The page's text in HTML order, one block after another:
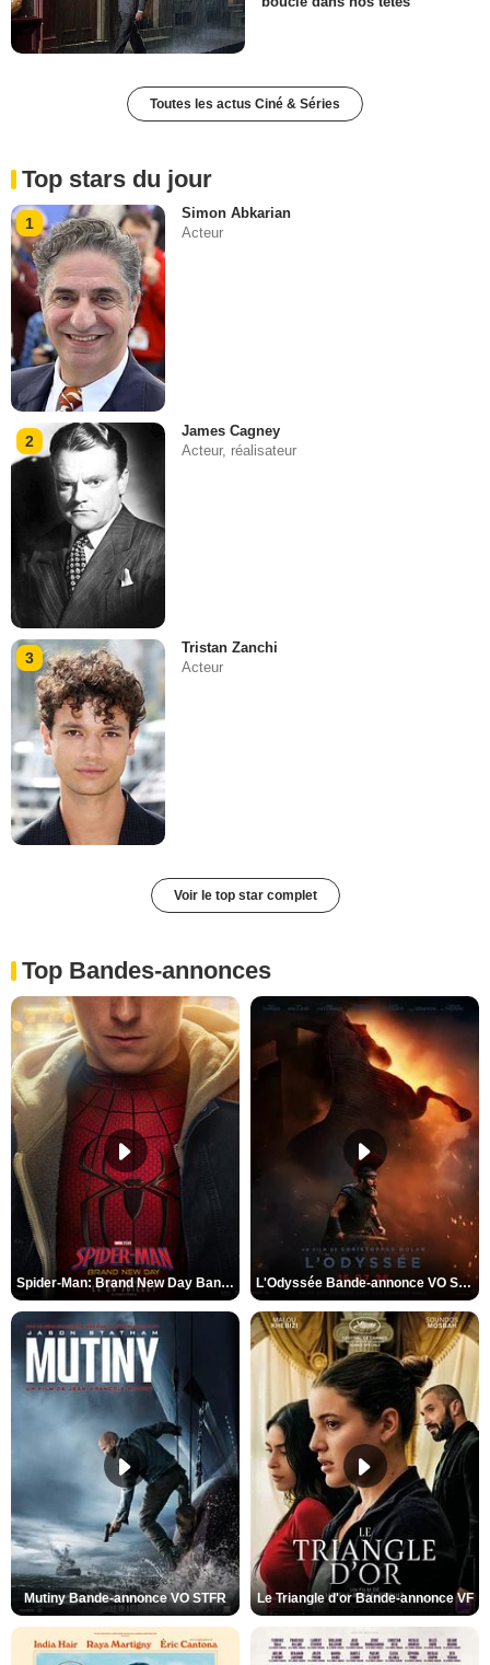
Toutes les actus Ciné & Séries
Top stars du jour
1
Simon Abkarian
Acteur
2
James Cagney
Acteur, réalisateur
3
Tristan Zanchi
Acteur
Voir le top star complet
Top Bandes-annonces
Spider-Man: Brand New Day Bande-annonce VO STFR L'Odyssée Bande-annonce VO STFR
Mutiny Bande-annonce VO STFR Le Triangle d'or Bande-annonce VF